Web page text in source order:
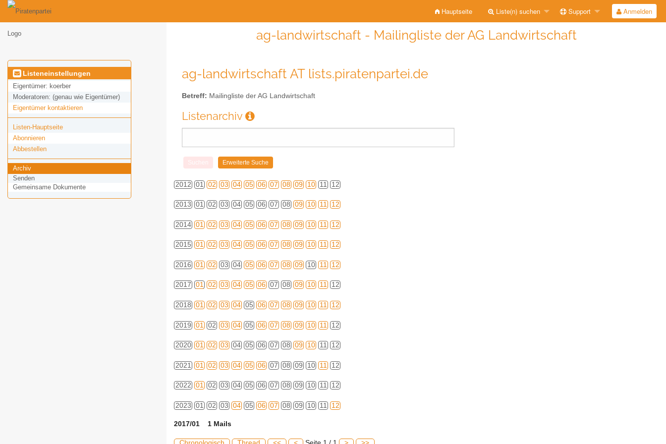
Hauptseite Liste(n) suchen Support Anmelden
ag-landwirtschaft - Mailingliste der AG Landwirtschaft
Listeneinstellungen
Eigentümer: koerber
Moderatoren: (genau wie Eigentümer)
Eigentümer kontaktieren
Listen-Hauptseite
Abonnieren
Abbestellen
Archiv
Senden
Gemeinsame Dokumente
ag-landwirtschaft AT lists.piratenpartei.de
Betreff: Mailingliste der AG Landwirtschaft
Listenarchiv
2012 01 02 03 04 05 06 07 08 09 10 11 12
2013 01 02 03 04 05 06 07 08 09 10 11 12
2014 01 02 03 04 05 06 07 08 09 10 11 12
2015 01 02 03 04 05 06 07 08 09 10 11 12
2016 01 02 03 04 05 06 07 08 09 10 11 12
2017 01 02 03 04 05 06 07 08 09 10 11 12
2018 01 02 03 04 05 06 07 08 09 10 11 12
2019 01 02 03 04 05 06 07 08 09 10 11 12
2020 01 02 03 04 05 06 07 08 09 10 11 12
2021 01 02 03 04 05 06 07 08 09 10 11 12
2022 01 02 03 04 05 06 07 08 09 10 11 12
2023 01 02 03 04 05 06 07 08 09 10 11 12
2017/01 1 Mails